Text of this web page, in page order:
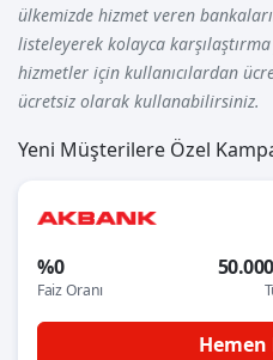
ülkemizde hizmet veren
listeleyerek kolayca
hizmetler için kullanıcılardan
ücretsiz olarak kullanabilirsiniz.
Yeni Müşterilere Özel
%0
Faiz Oranı